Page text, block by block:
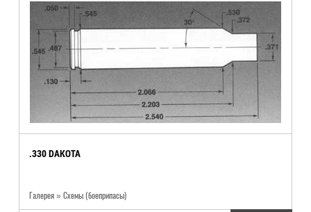
.330 DAKOTA
Галерея » Схемы (боеприпасы)